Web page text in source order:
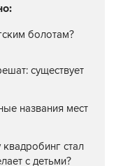
болотам?
существует
названия мест
стал
с детьми?